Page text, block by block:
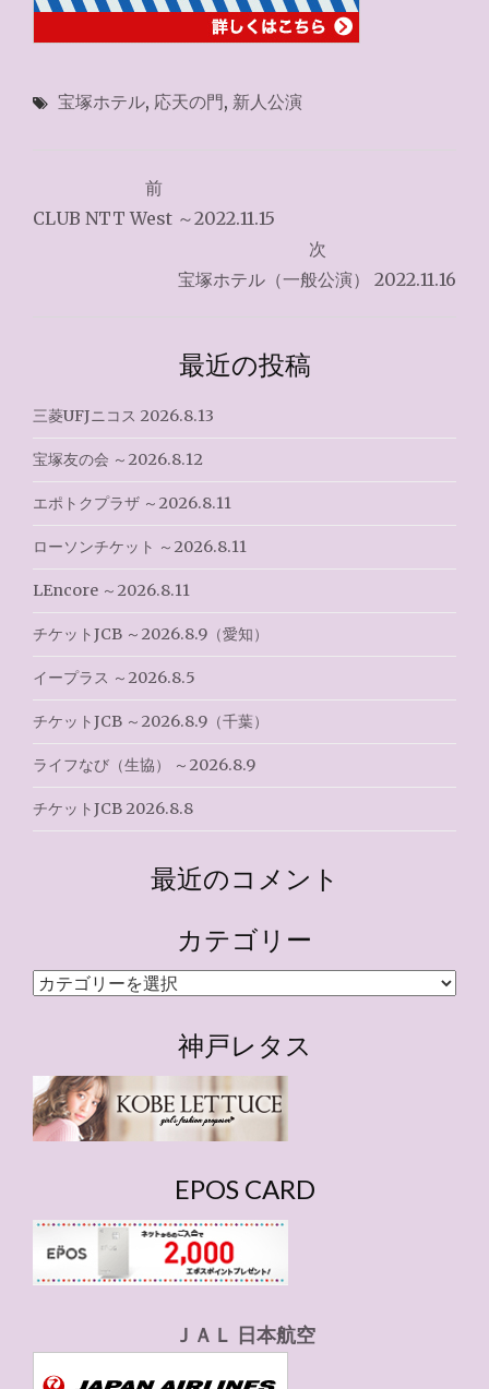
宝塚ホテル, 応天の門, 新人公演
稿
シ
ョ
ン
前
CLUB NTT West ～2022.11.15
次
宝塚ホテル（一般公演） 2022.11.16
最近の投稿
三菱UFJニコス 2026.8.13
宝塚友の会 ～2026.8.12
エポトクプラザ ～2026.8.11
ローソンチケット ～2026.8.11
LEncore ～2026.8.11
チケットJCB ～2026.8.9（愛知）
イープラス ～2026.8.5
チケットJCB ～2026.8.9（千葉）
ライフなび（生協） ～2026.8.9
チケットJCB 2026.8.8
最近のコメント
カテゴリー
カ
ー
神戸レタス
EPOS CARD
ＪＡＬ 日本航空